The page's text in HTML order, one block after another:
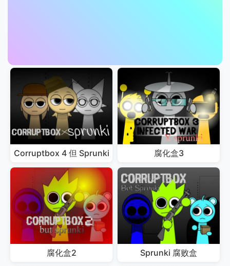
Corruptbox 4 但 Sprunki 腐化盒3
腐化盒2 Sprunki 腐败盒